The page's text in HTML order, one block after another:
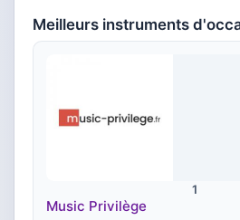
Meilleurs instruments
1
Music Privilège